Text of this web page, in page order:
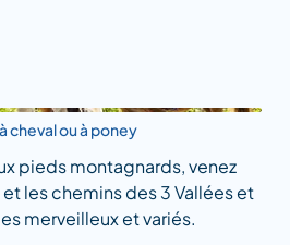
cheval ou à poney
pieds montagnards, venez
les chemins des 3 Vallées et
merveilleux et variés.